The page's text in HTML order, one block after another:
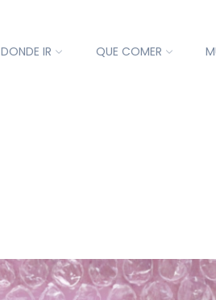
DONDE IR QUE COMER